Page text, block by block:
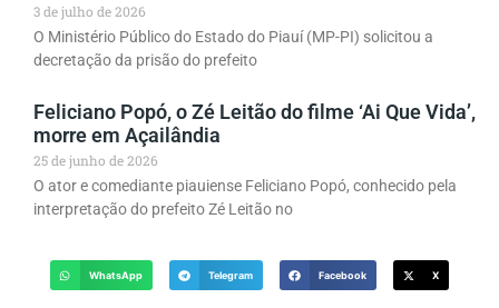
3 de julho de 2026
O Ministério Público do Estado do Piauí (MP-PI) solicitou a
decretação da prisão do prefeito
Feliciano Popó, o Zé Leitão do filme ‘Ai Que Vida’,
morre em Açailândia
25 de junho de 2026
O ator e comediante piauiense Feliciano Popó, conhecido pela
interpretação do prefeito Zé Leitão no
WhatsApp Telegram Facebook X